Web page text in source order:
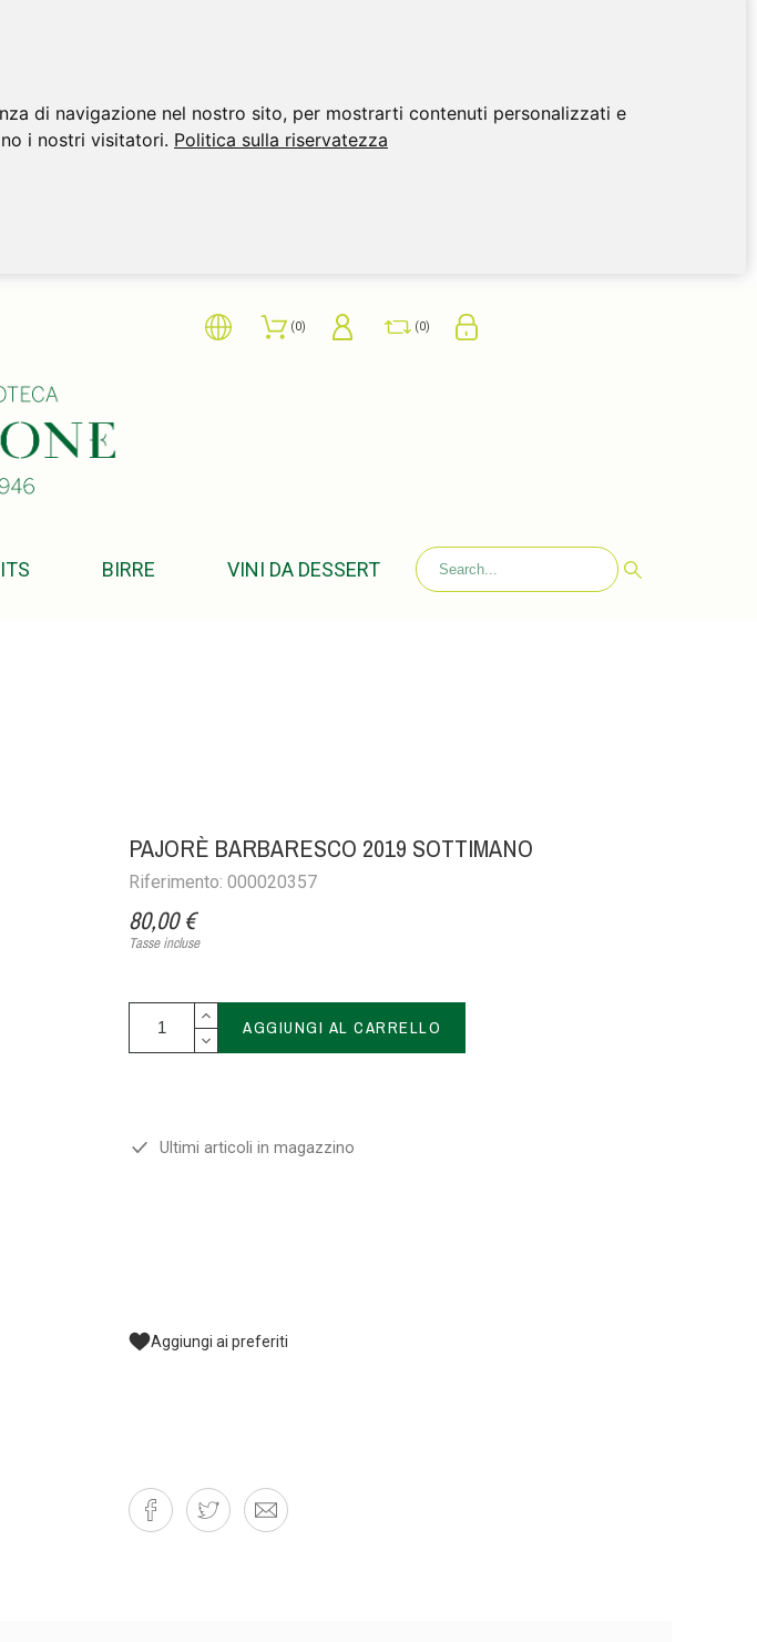
di navigazione nel nostro sito, per mostrarti contenuti personalizzati e
i nostri visitatori. Politica sulla riservatezza
0 0
BIRRE VINI DA DESSERT
PAJORÈ BARBARESCO 2019 SOTTIMANO
Riferimento: 000020357
80,00 €
Tasse incluse
AGGIUNGI AL CARRELLO
Ultimi articoli in magazzino
Aggiungi ai preferiti